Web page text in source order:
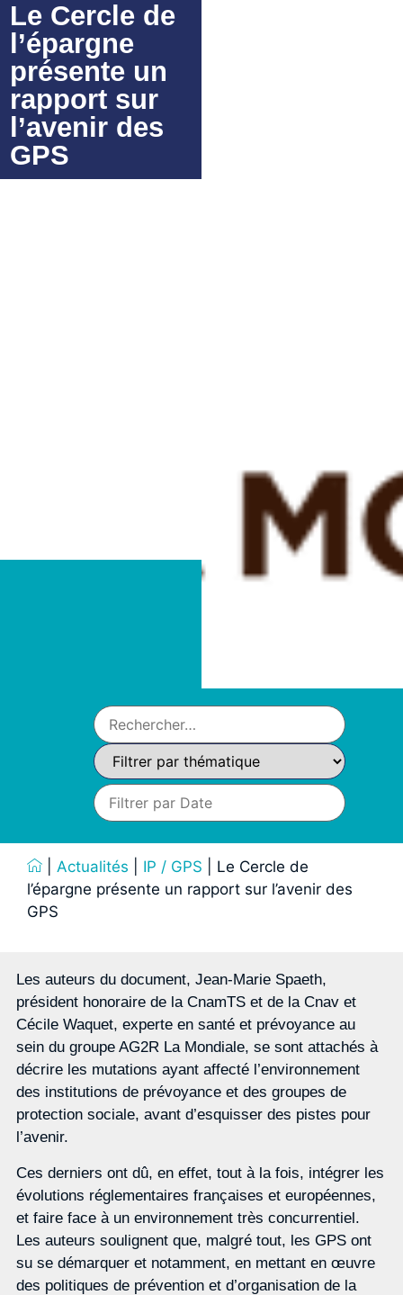
Le Cercle de
l’épargne
présente un
rapport sur
l’avenir des
GPS
Actualités IP / GPS
Le Cercle de
l’épargne présente un rapport sur l’avenir des
GPS
Les auteurs du document, Jean-Marie Spaeth,
président honoraire de la CnamTS et de la Cnav et
Cécile Waquet, experte en santé et prévoyance au
sein du groupe AG2R La Mondiale, se sont attachés à
décrire les mutations ayant affecté l’environnement
des institutions de prévoyance et des groupes de
protection sociale, avant d’esquisser des pistes pour
l’avenir.
Ces derniers ont dû, en effet, tout à la fois, intégrer les
évolutions réglementaires françaises et européennes,
et faire face à un environnement très concurrentiel.
Les auteurs soulignent que, malgré tout, les GPS ont
su se démarquer et notamment, en mettant en œuvre
des politiques de prévention et d’organisation de la